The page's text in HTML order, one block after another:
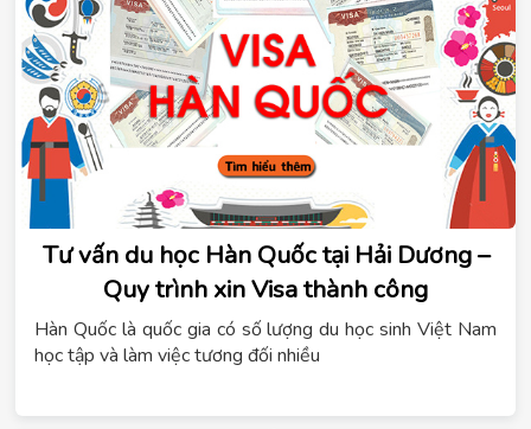
Tư vấn du học Hàn Quốc tại Hải Dương –
Quy trình xin Visa thành công
Hàn Quốc là quốc gia có số lượng du học sinh Việt Nam
học tập và làm việc tương đối nhiều